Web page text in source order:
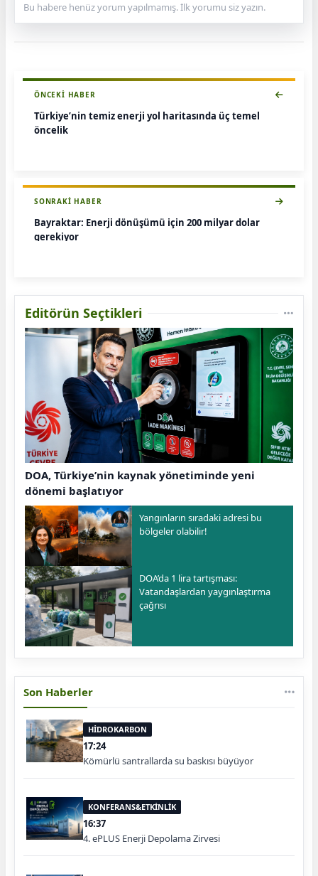
Bu habere henüz yorum yapılmamış. İlk yorumu siz yazın.
ÖNCEKI HABER
Türkiye’nin temiz enerji yol haritasında üç temel
öncelik
SONRAKI HABER
Bayraktar: Enerji dönüşümü için 200 milyar dolar
gerekiyor
Editörün Seçtikleri
DOA, Türkiye’nin kaynak yönetiminde yeni
dönemi başlatıyor
Yangınların sıradaki adresi bu
bölgeler olabilir!
DOA’da 1 lira tartışması:
Vatandaşlardan yaygınlaştırma
çağrısı
Son Haberler
HİDROKARBON
17:24
Kömürlü santrallarda su baskısı büyüyor
KONFERANS&ETKİNLİK
16:37
4. ePLUS Enerji Depolama Zirvesi